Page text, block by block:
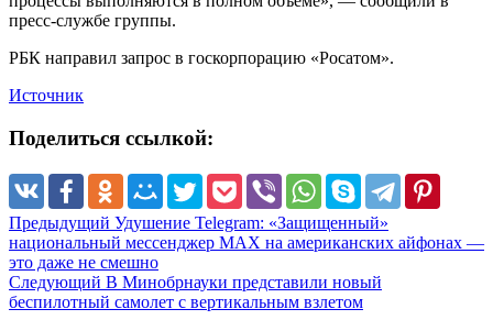
пресс-службе группы.
РБК направил запрос в госкорпорацию «Росатом».
Источник
Поделиться ссылкой:
Предыдущий Удушение Telegram: «Защищенный»
национальный мессенджер МАХ на американских айфонах —
это даже не смешно
Следующий В Минобрнауки представили новый
беспилотный самолет с вертикальным взлетом